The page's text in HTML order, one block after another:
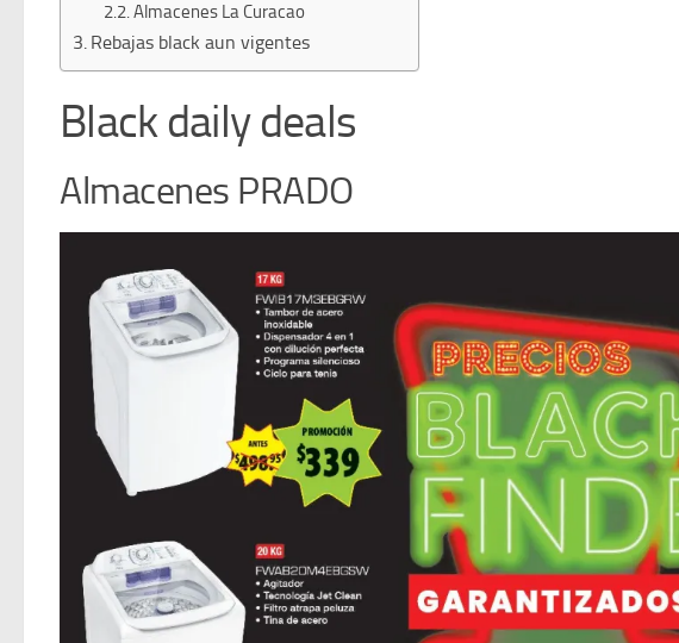
Almacenes La Curacao
Rebajas black aun vigentes
Black daily deals
Almacenes PRADO